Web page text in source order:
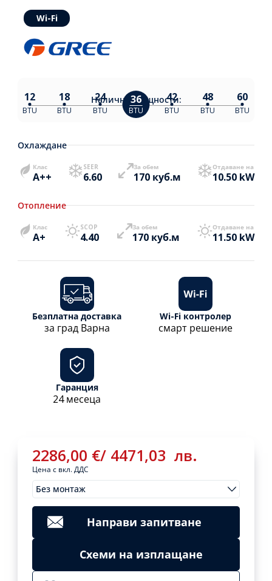
2286,00 €/ 4471,03 лв.
Цена с вкл. ДДС
Без монтаж
МонтажиClear
2286,00€/
4471,03
лв.Направи запитване
Схеми на изплащане
Wi-Fi
Наличнимощности:
12
BTU
18
BTU
24
BTU
36
BTU
42
BTU
48
BTU
60
BTU
Охлаждане
Клас
A++
SEER
6.60
За обем
170 куб.м
Отдаване на
10.50 kW
Отопление
Клас
A+
SCOP
4.40
За обем
170 куб.м
Отдаване на
11.50 kW
Безплатна доставка
за град Варна
Wi-Fi контролер
смарт решение
Гаранция
24 месеца